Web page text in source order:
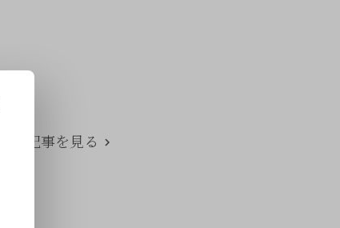
次の記事を見る